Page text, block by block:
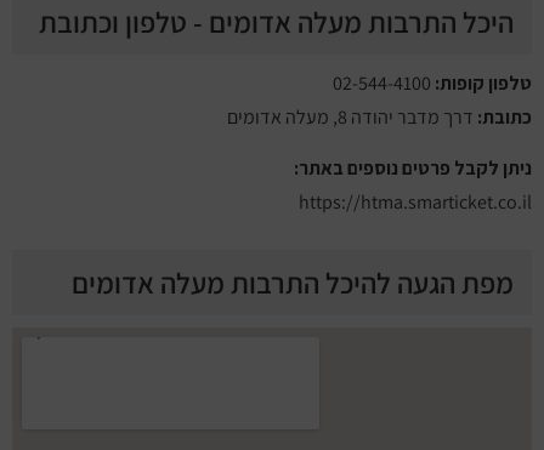
היכל התרבות מעלה אדומים - טלפון וכתובת
טלפון קופות:
כתובת: דרך מדבר יהודה 8, מעלה אדומים
ניתן לקבל פרטים נוספים באתר:
https://htma.smarticket.co.il
מפת הגעה להיכל התרבות מעלה אדומים